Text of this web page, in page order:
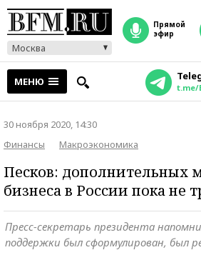
Москва
прямой
эфир
МЕНЮ t.me/
30 ноября 2020, 14:30
Финансы
Макроэкономика
Песков: дополнительных
бизнеса в России пока не
Пресс-секретарь президента
поддержки был сформулирован, был